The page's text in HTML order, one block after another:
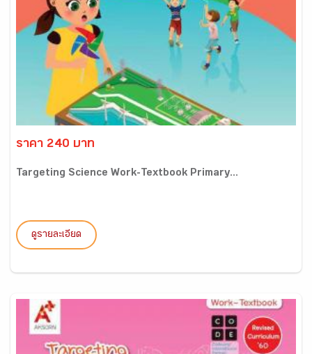
ราคา 240 บาท
Targeting Science Work-Textbook Primary...
ดูรายละเอียด